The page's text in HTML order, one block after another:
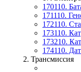
170110.
171110.
172110.
173110.
173210.
174110.
2. Трансмиссия